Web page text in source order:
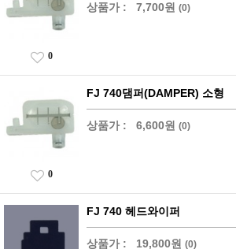
상품가 : 7,700원 (0)
0
FJ 740댐퍼(DAMPER) 소형
상품가 : 6,600원 (0)
0
FJ 740 헤드와이퍼
상품가 : 19,800원 (0)